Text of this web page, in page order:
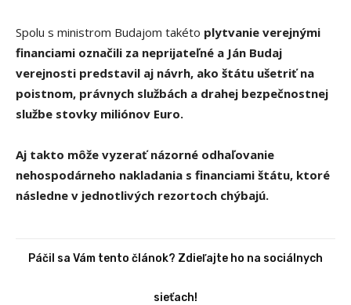
Spolu s ministrom Budajom takéto plytvanie verejnými
financiami označili za neprijateľné a Ján Budaj
verejnosti predstavil aj návrh, ako štátu ušetriť na
poistnom, právnych službách a drahej bezpečnostnej
službe stovky miliónov Euro.
Aj takto môže vyzerať názorné odhaľovanie
nehospodárneho nakladania s financiami štátu, ktoré
následne v jednotlivých rezortoch chýbajú.
Páčil sa Vám tento článok? Zdieľajte ho na sociálnych
sieťach!